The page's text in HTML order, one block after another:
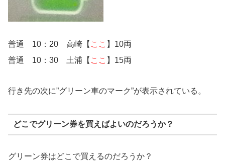
普通 10：20 高崎【 ここ 】10両
普通 10：30 土浦【 ここ 】15両
行き先の次に”グリーン車のマーク”が表示されている。
どこでグリーン券を買えばよいのだろうか？
グリーン券はどこで買えるのだろうか？